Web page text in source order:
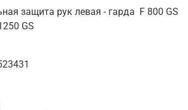
защита рук левая - гарда F 800 GS
GS